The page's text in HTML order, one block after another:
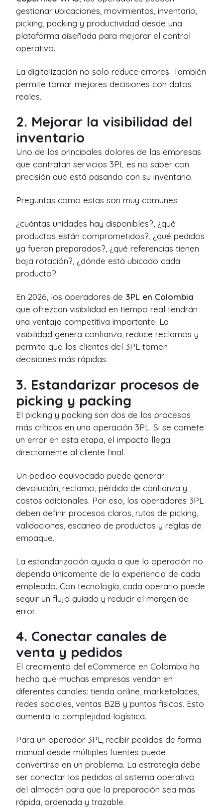
gestionar ubicaciones, movimientos, inventario,
picking, packing y productividad desde una
plataforma diseñada para mejorar el control
operativo.
La digitalización no solo reduce errores. También
permite tomar mejores decisiones con datos
reales.
2. Mejorar la visibilidad del
inventario
Uno de los principales dolores de las empresas
que contratan servicios 3PL es no saber con
precisión qué está pasando con su inventario.
Preguntas como estas son muy comunes:
¿cuántas unidades hay disponibles?, ¿qué
productos están comprometidos?, ¿qué pedidos
ya fueron preparados?, ¿qué referencias tienen
baja rotación?, ¿dónde está ubicado cada
producto?
En 2026, los operadores de 3PL en Colombia
que ofrezcan visibilidad en tiempo real tendrán
una ventaja competitiva importante. La
visibilidad genera confianza, reduce reclamos y
permite que los clientes del 3PL tomen
decisiones más rápidas.
3. Estandarizar procesos de
picking y packing
El picking y packing son dos de los procesos
más críticos en una operación 3PL. Si se comete
un error en esta etapa, el impacto llega
directamente al cliente final.
Un pedido equivocado puede generar
devolución, reclamo, pérdida de confianza y
costos adicionales. Por eso, los operadores 3PL
deben definir procesos claros, rutas de picking,
validaciones, escaneo de productos y reglas de
empaque.
La estandarización ayuda a que la operación no
dependa únicamente de la experiencia de cada
empleado. Con tecnología, cada operario puede
seguir un flujo guiado y reducir el margen de
error.
4. Conectar canales de
venta y pedidos
El crecimiento del eCommerce en Colombia ha
hecho que muchas empresas vendan en
diferentes canales: tienda online, marketplaces,
redes sociales, ventas B2B y puntos físicos. Esto
aumenta la complejidad logística.
Para un operador 3PL, recibir pedidos de forma
manual desde múltiples fuentes puede
convertirse en un problema. La estrategia debe
ser conectar los pedidos al sistema operativo
del almacén para que la preparación sea más
rápida, ordenada y trazable.